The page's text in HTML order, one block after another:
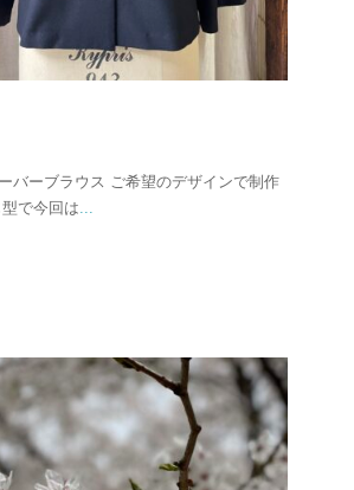
バーブラウス ご希望のデザインで制作
で今回は...